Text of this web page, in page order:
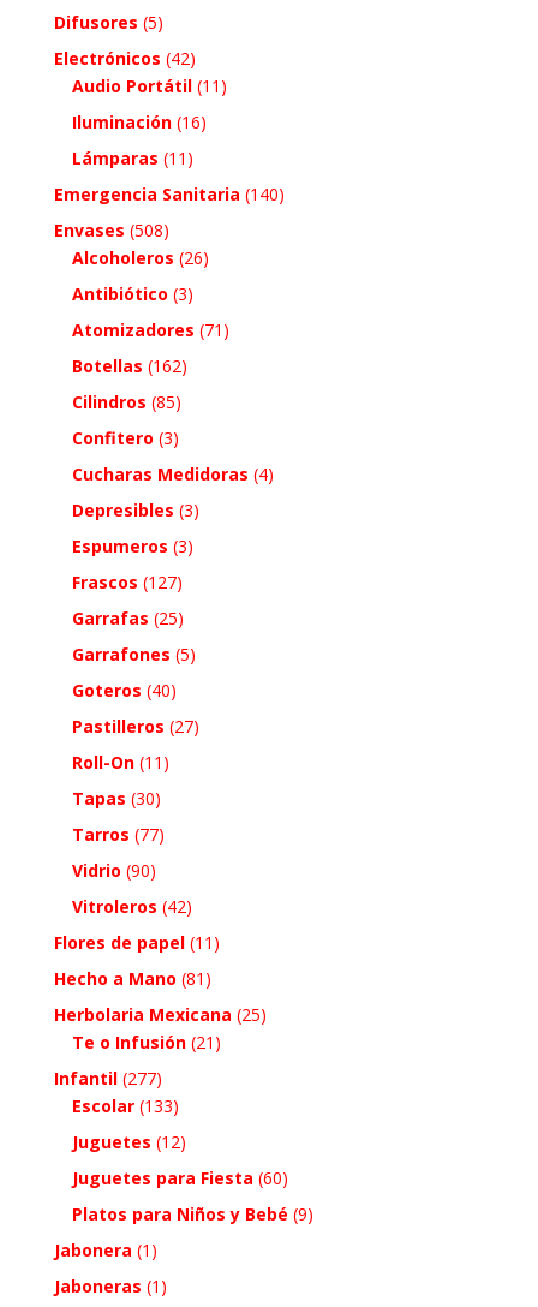
Difusores (5)
Electrónicos (42)
Audio Portátil (11)
Iluminación (16)
Lámparas (11)
Emergencia Sanitaria (140)
Envases (508)
Alcoholeros (26)
Antibiótico (3)
Atomizadores (71)
Botellas (162)
Cilindros (85)
Confitero (3)
Cucharas Medidoras (4)
Depresibles (3)
Espumeros (3)
Frascos (127)
Garrafas (25)
Garrafones (5)
Goteros (40)
Pastilleros (27)
Roll-On (11)
Tapas (30)
Tarros (77)
Vidrio (90)
Vitroleros (42)
Flores de papel (11)
Hecho a Mano (81)
Herbolaria Mexicana (25)
Te o Infusión (21)
Infantil (277)
Escolar (133)
Juguetes (12)
Juguetes para Fiesta (60)
Platos para Niños y Bebé (9)
Jabonera (1)
Jaboneras (1)